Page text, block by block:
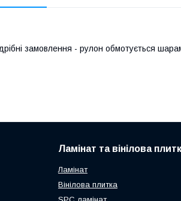
замовлення - рулон обмотується
Ламінат та вінілова
Ламінат
Вінілова плитка